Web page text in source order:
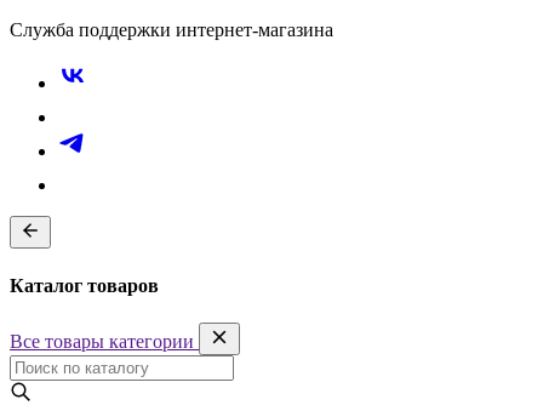
Служба поддержки интернет-магазина
Каталог товаров
Все товары категории